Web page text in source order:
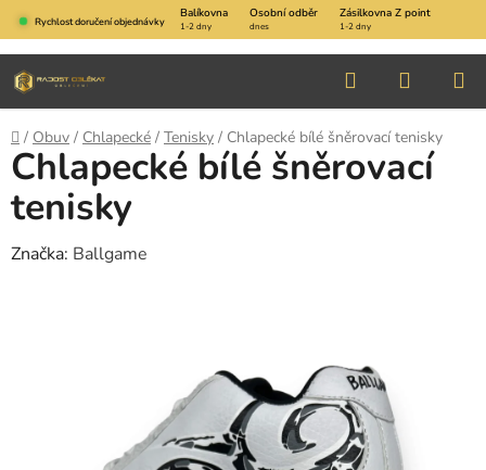
Přejít
na
obsah
Rychlost doručení objednávky
Balíkovna Osobní odběr Zásilkovna Z point
1-2 dny dnes 1-2 dny
Hledat
KOŠÍK
Domů
/ Obuv / Chlapecké / Tenisky / Chlapecké bílé šněrovací tenisky
Chlapecké bílé šněrovací
tenisky
Značka: Ballgame